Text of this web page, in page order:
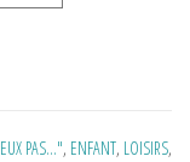
PAS…", ENFANT, LOISIRS,